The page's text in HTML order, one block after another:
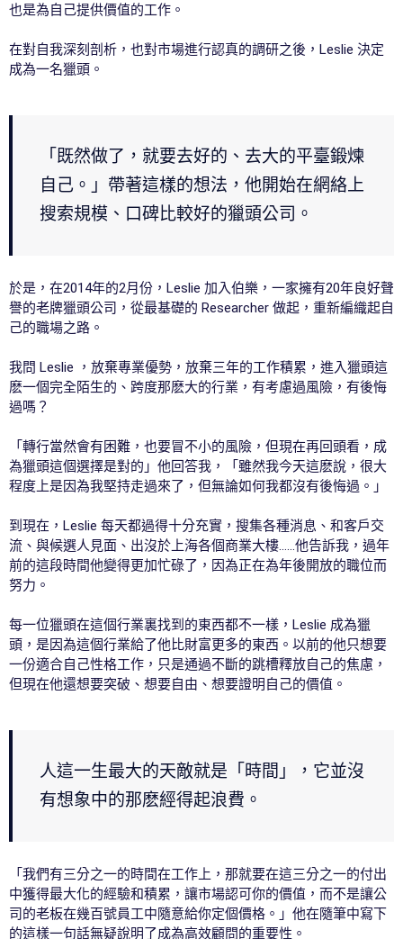
也是為自己提供價值的工作。
在對自我深刻剖析，也對市場進行認真的調研之後，Leslie 決定
成為一名獵頭。
「既然做了，就要去好的、去大的平臺鍛煉
自己。」帶著這樣的想法，他開始在網絡上
搜索規模、口碑比較好的獵頭公司。
於是，在2014年的2月份，Leslie 加入伯樂，一家擁有20年良好聲
譽的老牌獵頭公司，從最基礎的 Researcher 做起，重新編織起自
己的職場之路。
我問 Leslie ，放棄專業優勢，放棄三年的工作積累，進入獵頭這
麽一個完全陌生的、跨度那麽大的行業，有考慮過風險，有後悔
過嗎？
「轉行當然會有困難，也要冒不小的風險，但現在再回頭看，成
為獵頭這個選擇是對的」他回答我，「雖然我今天這麽說，很大
程度上是因為我堅持走過來了，但無論如何我都沒有後悔過。」
到現在，Leslie 每天都過得十分充實，搜集各種消息、和客戶交
流、與候選人見面、出沒於上海各個商業大樓……他告訴我，過年
前的這段時間他變得更加忙碌了，因為正在為年後開放的職位而
努力。
每一位獵頭在這個行業裏找到的東西都不一樣，Leslie 成為獵
頭，是因為這個行業給了他比財富更多的東西。以前的他只想要
一份適合自己性格工作，只是通過不斷的跳槽釋放自己的焦慮，
但現在他還想要突破、想要自由、想要證明自己的價值。
人這一生最大的天敵就是「時間」，它並沒
有想象中的那麽經得起浪費。
「我們有三分之一的時間在工作上，那就要在這三分之一的付出
中獲得最大化的經驗和積累，讓市場認可你的價值，而不是讓公
司的老板在幾百號員工中隨意給你定個價格。」他在隨筆中寫下
的這樣一句話無疑說明了成為高效顧問的重要性。